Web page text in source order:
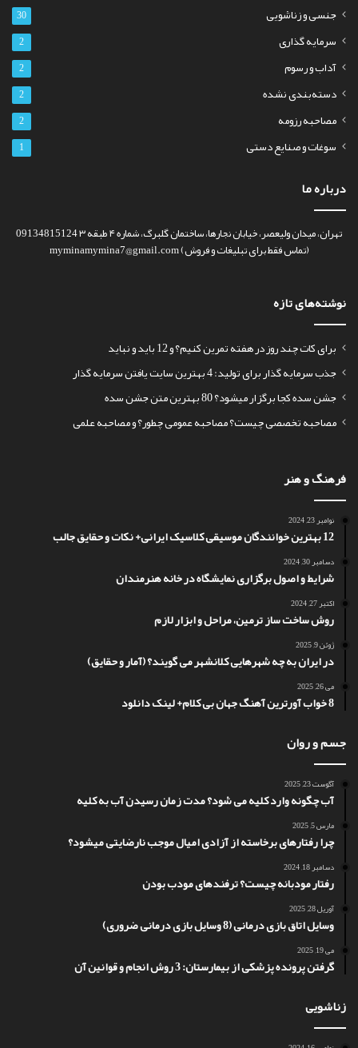
جنسی و زناشویی 30
سرمایه گذاری 2
آداب و رسوم 2
دسته‌بندی نشده 2
مصاحبه رزومه 2
سوغات و صنایع دستی 1
درباره ما
تهران، میدان ولیعصر، خیابان نجارها، ساختمان گلبرگ، شماره ۴ طبقه ۳ 09134815124
(تماس فقط برای تبلیغات و فروش) myminamymina7@gmail.com
نوشته‌های تازه
برای کات چند روز در هفته تمرین کنیم؟ و 12 باید و نباید
جذب سرمایه گذار برای تولید: 4 بهترین سایت یافتن سرمایه گذار
جشن سده کجا برگزار میشود؟ 80 بهترین متن جشن سده
مصاحبه تخصصی چیست؟ مصاحبه عمومی چطور؟ و مصاحبه علمی
فرهنگ و هنر
نوامبر 23, 2024
12 بهترین خوانندگان موسیقی کلاسیک ایرانی+ نکات و حقایق جالب
دسامبر 30, 2024
شرایط و اصول برگزاری نمایشگاه در خانه هنرمندان
اکتبر 27, 2024
روش ساخت ساز ترمین، مراحل و ابزار لازم
ژوئن 9, 2025
در ایران به چه شهرهایی کلانشهر می گویند؟ (آمار و حقایق)
می 26, 2025
8 خواب آورترین آهنگ جهان بی کلام+ لینک دانلود
جسم و روان
آگوست 23, 2025
آب چگونه وارد کلیه می شود؟ مدت زمان رسیدن آب به کلیه
مارس 5, 2025
چرا رفتارهای برخاسته از آزادی امیال موجب نارضایتی میشود؟
دسامبر 18, 2024
رفتار مودبانه چیست؟ ترفندهای مودب بودن
آوریل 28, 2025
وسایل اتاق بازی درمانی (8 وسایل بازی درمانی ضروری)
می 19, 2025
گرفتن پرونده پزشکی از بیمارستان: 3 روش انجام و قوانین آن
زناشویی